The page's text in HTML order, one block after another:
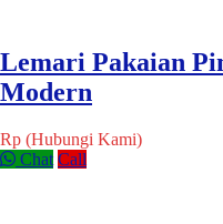
Lemari Pakaian
Modern
Rp (Hubungi Kami)
Chat Call